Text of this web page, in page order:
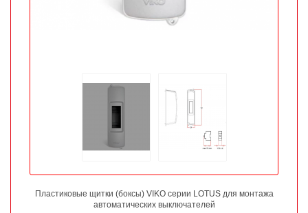
Пластиковые щитки (боксы) VIKO серии LOTUS для монтажа
автоматических выключателей